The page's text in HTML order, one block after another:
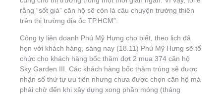
rằng “sốt giá” căn hộ sẽ còn là câu chuyện trường thiên
trên thị trường địa ốc TP.HCM”.
Công ty liên doanh Phú Mỹ Hưng cho biết, theo lịch đã
hẹn với khách hàng, sáng nay (18.11) Phú Mỹ Hưng sẽ tổ
chức cho khách hàng bốc thăm đợt 2 mua 374 căn hộ
Sky Garden III. Các khách hàng bốc thăm trúng sẽ được
nhận số thứ tự ưu tiên nhưng chưa được chọn căn hộ mà
phải chờ đến khi xây dựng xong phần móng (tháng